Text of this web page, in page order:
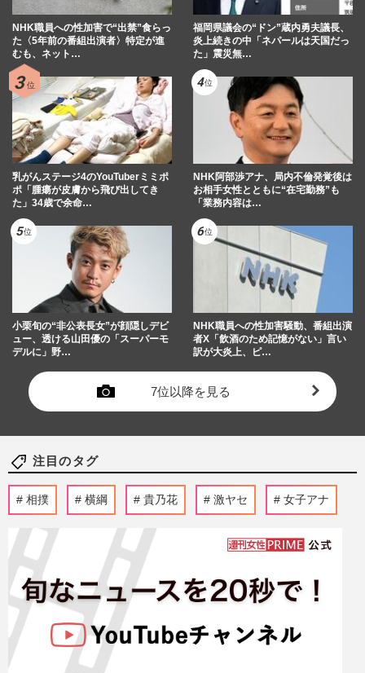
NHK職員への性加害で“出禁”食らっ
た〈5年前の番組出演者〉特定が進
むも、ネット…
福岡県議会の“ドン”蔵内勇夫議長、
炎上続きの中「ネパールは天国だっ
た」震災無…
乳がんステージ4のYouTuberミミポ
ポ「腫瘍が皮膚から飛び出してき
た」34歳で余命…
NHK阿部渉アナ、局内不倫発覚後は
お相手女性とともに“在宅勤務”も
「業務内容は…
小栗旬の“非公表長女”が顔隠しデビ
ュー、透ける山田優の「スーパーモ
デルに」野…
NHK職員への性加害騒動、番組出演
者X「飲酒のため記憶がない」言い
訳が大炎上、ピ…
7位以降を見る
注目のタグ
相撲 横綱 貴乃花 激ヤセ 女子アナ